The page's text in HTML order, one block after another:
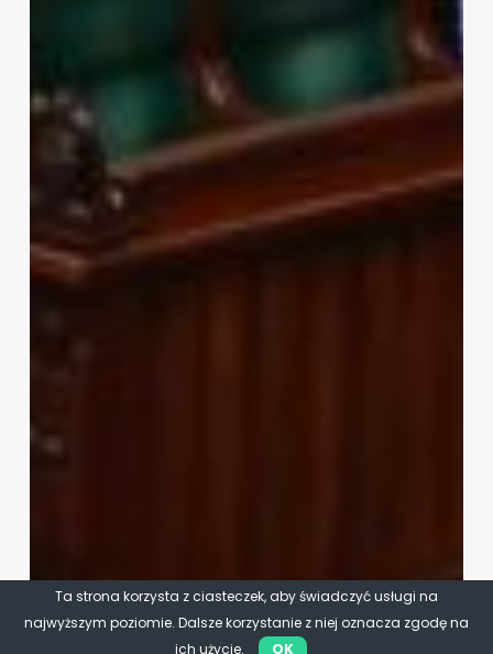
Ta strona korzysta z ciasteczek, aby świadczyć usługi na
najwyższym poziomie. Dalsze korzystanie z niej oznacza zgodę na
ich użycie.
OK